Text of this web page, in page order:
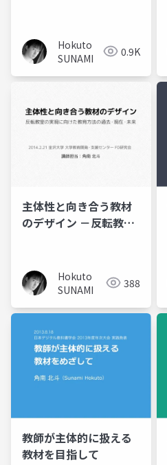
Hokuto
SUNAMI
0.9K
主体性と向き合う教材
のデザイン －反転教室
－
Hokuto
SUNAMI
388
教師が主体的に扱える
教材を目指して